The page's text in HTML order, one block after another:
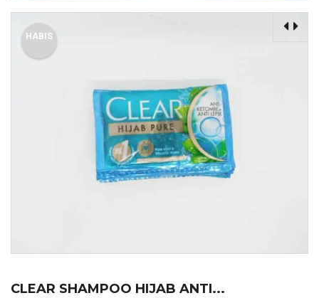
HABIS
CLEAR SHAMPOO HIJAB ANTI...